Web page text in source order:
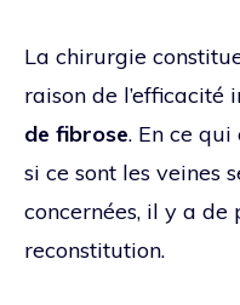
La chirurgie
raison de l’efficacité
de fibrose. En ce
si ce sont les veines
concernées, il y a de
reconstitution.